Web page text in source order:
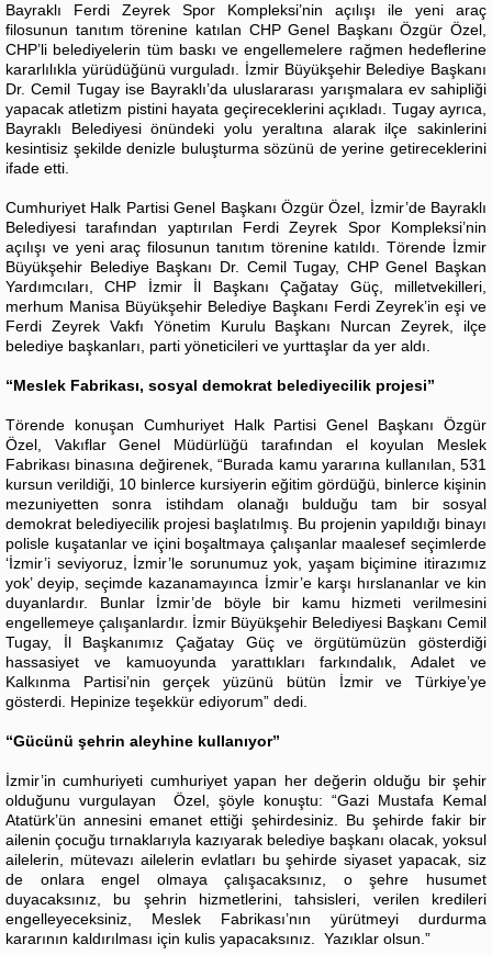
Bayraklı Ferdi Zeyrek Spor Kompleksi’nin açılışı ile yeni araç
filosunun tanıtım törenine katılan CHP Genel Başkanı Özgür Özel,
CHP’li belediyelerin tüm baskı ve engellemelere rağmen hedeflerine
kararlılıkla yürüdüğünü vurguladı. İzmir Büyükşehir Belediye Başkanı
Dr. Cemil Tugay ise Bayraklı’da uluslararası yarışmalara ev sahipliği
yapacak atletizm pistini hayata geçireceklerini açıkladı. Tugay ayrıca,
Bayraklı Belediyesi önündeki yolu yeraltına alarak ilçe sakinlerini
kesintisiz şekilde denizle buluşturma sözünü de yerine getireceklerini
ifade etti.
Cumhuriyet Halk Partisi Genel Başkanı Özgür Özel, İzmir’de Bayraklı
Belediyesi tarafından yaptırılan Ferdi Zeyrek Spor Kompleksi’nin
açılışı ve yeni araç filosunun tanıtım törenine katıldı. Törende İzmir
Büyükşehir Belediye Başkanı Dr. Cemil Tugay, CHP Genel Başkan
Yardımcıları, CHP İzmir İl Başkanı Çağatay Güç, milletvekilleri,
merhum Manisa Büyükşehir Belediye Başkanı Ferdi Zeyrek’in eşi ve
Ferdi Zeyrek Vakfı Yönetim Kurulu Başkanı Nurcan Zeyrek, ilçe
belediye başkanları, parti yöneticileri ve yurttaşlar da yer aldı.
“Meslek Fabrikası, sosyal demokrat belediyecilik projesi”
Törende konuşan Cumhuriyet Halk Partisi Genel Başkanı Özgür
Özel, Vakıflar Genel Müdürlüğü tarafından el koyulan Meslek
Fabrikası binasına değirenek, “Burada kamu yararına kullanılan, 531
kursun verildiği, 10 binlerce kursiyerin eğitim gördüğü, binlerce kişinin
mezuniyetten sonra istihdam olanağı bulduğu tam bir sosyal
demokrat belediyecilik projesi başlatılmış. Bu projenin yapıldığı binayı
polisle kuşatanlar ve içini boşaltmaya çalışanlar maalesef seçimlerde
‘İzmir’i seviyoruz, İzmir’le sorunumuz yok, yaşam biçimine itirazımız
yok’ deyip, seçimde kazanamayınca İzmir’e karşı hırslananlar ve kin
duyanlardır. Bunlar İzmir’de böyle bir kamu hizmeti verilmesini
engellemeye çalışanlardır. İzmir Büyükşehir Belediyesi Başkanı Cemil
Tugay, İl Başkanımız Çağatay Güç ve örgütümüzün gösterdiği
hassasiyet ve kamuoyunda yarattıkları farkındalık, Adalet ve
Kalkınma Partisi’nin gerçek yüzünü bütün İzmir ve Türkiye’ye
gösterdi. Hepinize teşekkür ediyorum” dedi.
“Gücünü şehrin aleyhine kullanıyor”
İzmir’in cumhuriyeti cumhuriyet yapan her değerin olduğu bir şehir
olduğunu vurgulayan Özel, şöyle konuştu: “Gazi Mustafa Kemal
Atatürk’ün annesini emanet ettiği şehirdesiniz. Bu şehirde fakir bir
ailenin çocuğu tırnaklarıyla kazıyarak belediye başkanı olacak, yoksul
ailelerin, mütevazı ailelerin evlatları bu şehirde siyaset yapacak, siz
de onlara engel olmaya çalışacaksınız, o şehre husumet
duyacaksınız, bu şehrin hizmetlerini, tahsisleri, verilen kredileri
engelleyeceksiniz, Meslek Fabrikası’nın yürütmeyi durdurma
kararının kaldırılması için kulis yapacaksınız. Yazıklar olsun.”